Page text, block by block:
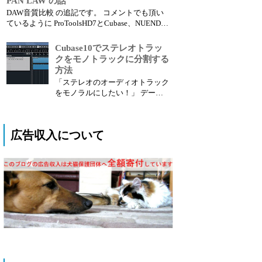
あります。 低音域をベースとキ
ック(バスドラム)どちらに担当さ
せるのか。 これは低音がぶつか
悩むポイントだと思います。 ...
DAW音質比較 の追記です。 コメントでも頂い
ているように ProToolsHD7とCubase、NUENDO
はタネがあります。 ■ PAN LAWについて DTM
ソフトや音響機器に詳しい方でしたら当たり前
の事なの...
Cubase10でステレオトラッ
クをモノトラックに分割する
方法
「ステレオのオーディオトラック
をモノラルにしたい！」 データ
りますよね？ Cubaseでは今まで
機能が追加されたので紹介し...
広告収入について